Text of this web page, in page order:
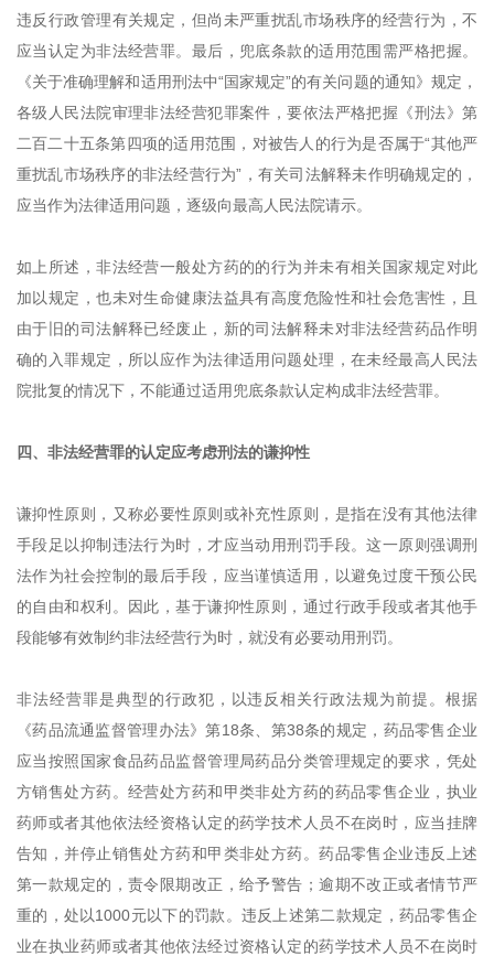
违反行政管理有关规定，但尚未严重扰乱市场秩序的经营行为，不
应当认定为非法经营罪。最后，兜底条款的适用范围需严格把握。
《关于准确理解和适用刑法中“国家规定”的有关问题的通知》规定，
各级人民法院审理非法经营犯罪案件，要依法严格把握《刑法》第
二百二十五条第四项的适用范围，对被告人的行为是否属于“其他严
重扰乱市场秩序的非法经营行为”，有关司法解释未作明确规定的，
应当作为法律适用问题，逐级向最高人民法院请示。
如上所述，非法经营一般处方药的的行为并未有相关国家规定对此
加以规定，也未对生命健康法益具有高度危险性和社会危害性，且
由于旧的司法解释已经废止，新的司法解释未对非法经营药品作明
确的入罪规定，所以应作为法律适用问题处理，在未经最高人民法
院批复的情况下，不能通过适用兜底条款认定构成非法经营罪。
四、非法经营罪的认定应考虑刑法的谦抑性
谦抑性原则，又称必要性原则或补充性原则，是指在没有其他法律
手段足以抑制违法行为时，才应当动用刑罚手段。这一原则强调刑
法作为社会控制的最后手段，应当谨慎适用，以避免过度干预公民
的自由和权利。因此，基于谦抑性原则，通过行政手段或者其他手
段能够有效制约非法经营行为时，就没有必要动用刑罚。
非法经营罪是典型的行政犯，以违反相关行政法规为前提。根据
《药品流通监督管理办法》第18条、第38条的规定，药品零售企业
应当按照国家食品药品监督管理局药品分类管理规定的要求，凭处
方销售处方药。经营处方药和甲类非处方药的药品零售企业，执业
药师或者其他依法经资格认定的药学技术人员不在岗时，应当挂牌
告知，并停止销售处方药和甲类非处方药。药品零售企业违反上述
第一款规定的，责令限期改正，给予警告；逾期不改正或者情节严
重的，处以1000元以下的罚款。违反上述第二款规定，药品零售企
业在执业药师或者其他依法经过资格认定的药学技术人员不在岗时